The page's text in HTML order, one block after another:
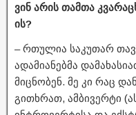
ვინ არის თამთა
ის?
– რთულია საკუთარ
ადამიანებმა
მიცნობენ. მე კი რაც
გითხრათ, ამბივერტი